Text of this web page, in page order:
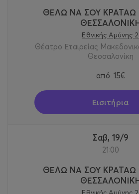
ΘΕΛΩ ΝΑ ΣΟΥ ΚΡΑΤΑΩ
Εθνικής Αμύνης 2
Θέατρο Εταιρείας
Θεσσαλονίκη
από 15€
Εισιτήρια
Σαβ, 19/9
21:00
ΘΕΛΩ ΝΑ ΣΟΥ ΚΡΑΤΑΩ